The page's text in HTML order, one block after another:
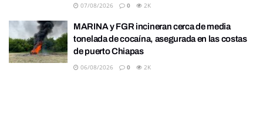
07/08/2026 0 2K
MARINA y FGR incineran cerca de media
tonelada de cocaína, asegurada en las costas
de puerto Chiapas
06/08/2026 0 2K